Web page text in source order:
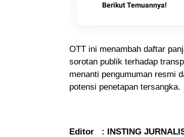
Berikut Temuannya!
OTT ini menambah daftar
sorotan publik terhadap
menanti pengumuman resmi
potensi penetapan tersangka.
Editor : INSTING